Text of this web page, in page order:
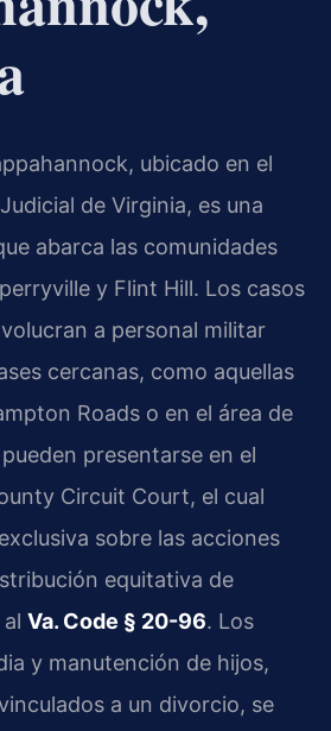
ubicado en el
de Virginia, es una
abarca las comunidades
y Flint Hill. Los casos
a personal militar
cercanas, como aquellas
Roads o en el área de
presentarse en el
Circuit Court, el cual
sobre las acciones
equitativa de
Va. Code § 20-96. Los
y manutención de hijos,
a un divorcio, se